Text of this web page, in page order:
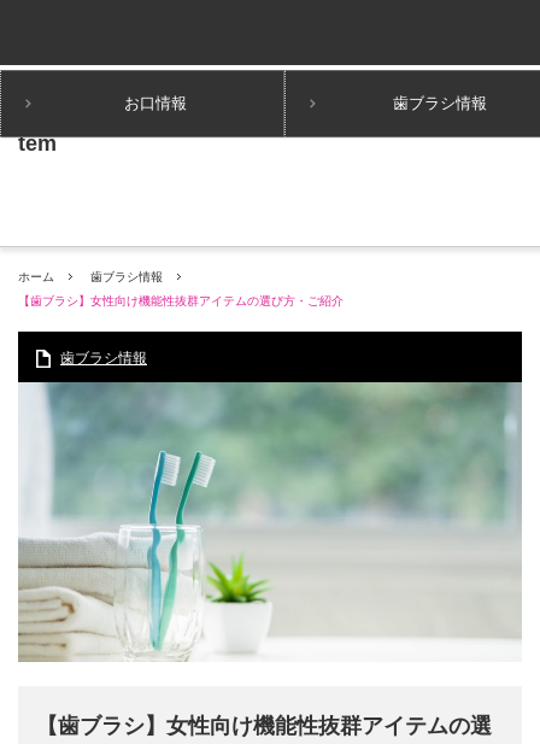
お口情報 歯ブラシ情報
ホーム
歯ブラシ情報
【歯ブラシ】女性向け機能性抜群アイテムの選び方・ご紹介
歯ブラシ情報
【歯ブラシ】女性向け機能性抜群アイテムの選